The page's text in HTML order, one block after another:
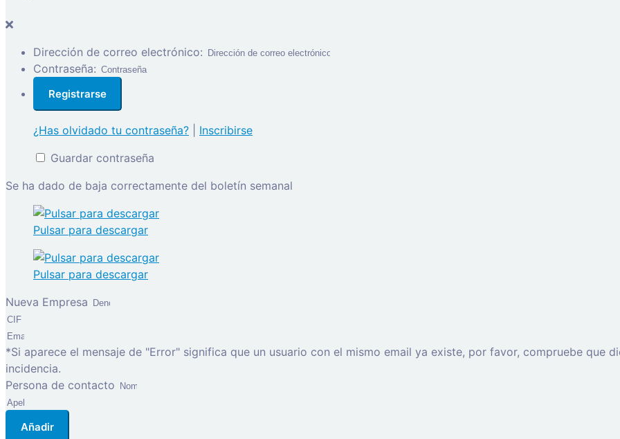
Dirección de correo electrónico:
Contraseña:
¿Has olvidado tu contraseña?
Inscribirse
Guardar contraseña
Se ha dado de baja correctamente del boletín semanal
Pulsar para descargar
Pulsar para descargar
Nueva Empresa
*Si aparece el mensaje de "Error" significa que un usuario con el mismo email ya existe, por favor, compruebe que
incidencia.
Persona de contacto
Añadir